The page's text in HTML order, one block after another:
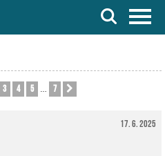
3 4 5 7
17. 6. 2025